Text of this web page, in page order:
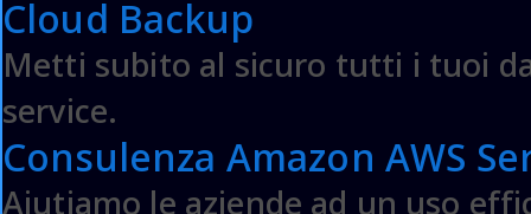
Cloud Backup
Metti subito al sicuro tutti i tuoi
service.
Consulenza Amazon AWS
Aiutiamo le aziende ad un uso
Preventivo
Magento